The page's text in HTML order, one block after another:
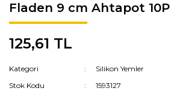
Fladen 9 cm Ahtapot 10P
125,61 TL
Kategori
Silikon Yemler
Stok Kodu
1593127